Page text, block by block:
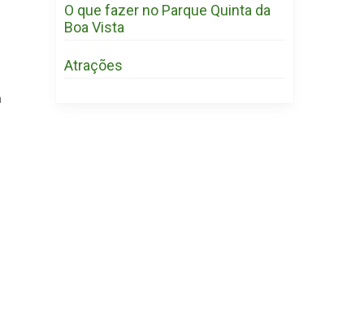
O que fazer no Parque Quinta da
Boa Vista
Atrações